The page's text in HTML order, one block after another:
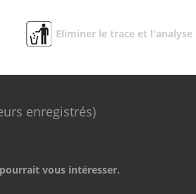
Eliminer le trace et l'analyse
enregistrés)
vous intéresser.